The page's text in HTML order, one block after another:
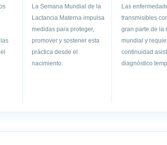
La Semana Mundial de la
Lactancia Materna impulsa
medidas para proteger,
promover y sostener esta
práctica desde el
nacimiento.
Las
transmisibles
gran parte de la
mundial y
continuidad
diagnóstico